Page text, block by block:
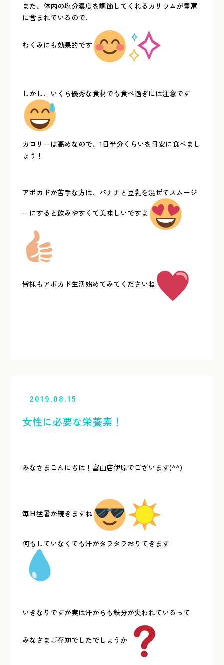
また、体内の塩分濃度を調節してくれるカリウムが豊富
に含まれているので、
むくみにも効果的です
しかし、いくら優秀な食材でも食べ過ぎには注意です
カロリーは高めなので、1日半分くらいを目安に食べまし
ょう！
アボカドが苦手な方は、バナナと豆乳を混ぜてスムージ
ーにすると飲みやすくて美味しいですよ
皆様もアボカド生活始めてみてくださいね
2019.08.15
女性に必要な栄養素！
みなさまこんにちは！富山店伊原でございます(^^)
毎日猛暑が続きますね
何もしていなくても汗がタラタラおりてきます
いきなりですが実は汗からも鉄分が失われているって
みなさまご存知でしたでしょうか